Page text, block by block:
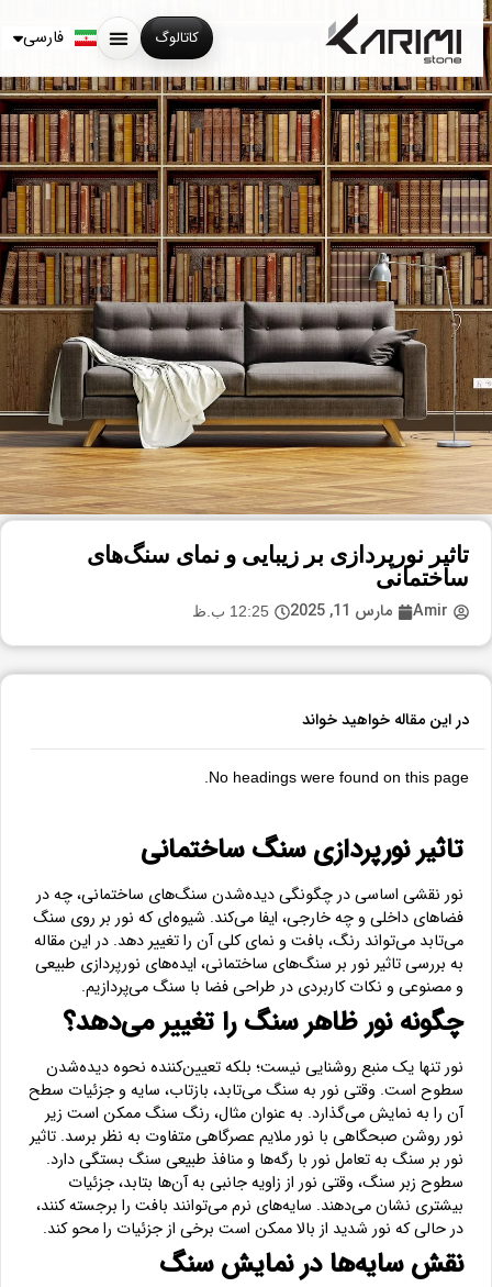
فارسی
Русский
کاتالوگ
تاثیر نورپردازی بر زیبایی و نمای سنگ‌های
ساختمانی
Amir مارس 11, 2025 12:25 ب.ظ
در این مقاله خواهید خواند
No headings were found on this page.
تاثیر نورپردازی سنگ ساختمانی
نور نقشی اساسی در چگونگی دیده‌شدن سنگ‌های ساختمانی، چه در
فضاهای داخلی و چه خارجی، ایفا می‌کند. شیوه‌ای که نور بر روی سنگ
می‌تابد می‌تواند رنگ، بافت و نمای کلی آن را تغییر دهد. در این مقاله
به بررسی تاثیر نور بر سنگ‌های ساختمانی، ایده‌های نورپردازی طبیعی
و مصنوعی و نکات کاربردی در طراحی فضا با سنگ می‌پردازیم.
چگونه نور ظاهر سنگ را تغییر می‌دهد؟
نور تنها یک منبع روشنایی نیست؛ بلکه تعیین‌کننده نحوه دیده‌شدن
سطوح است. وقتی نور به سنگ می‌تابد، بازتاب، سایه و جزئیات سطح
آن را به نمایش می‌گذارد. به عنوان مثال، رنگ سنگ ممکن است زیر
نور روشن صبحگاهی با نور ملایم عصرگاهی متفاوت به نظر برسد. تاثیر
نور بر سنگ به تعامل نور با رگه‌ها و منافذ طبیعی سنگ بستگی دارد.
سطوح زبر سنگ، وقتی نور از زاویه جانبی به آن‌ها بتابد، جزئیات
بیشتری نشان می‌دهند. سایه‌های نرم می‌توانند بافت را برجسته کنند،
در حالی که نور شدید از بالا ممکن است برخی از جزئیات را محو کند.
نقش سایه‌ها در نمایش سنگ